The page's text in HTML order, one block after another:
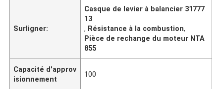
Surligner:
Casque de levier à balancier 31777
13
, Résistance à la combustion,
Pièce de rechange du moteur NTA
855
Capacité d'approv
isionnement
100